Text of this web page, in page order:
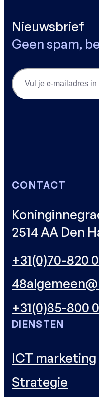
Nieuwsbrief
Geen spam,
Email
CONTACT
2514 AA Den
+31(0)70-820
48
+31(0)85-800
DIENSTEN
ICT marketing
Strategie